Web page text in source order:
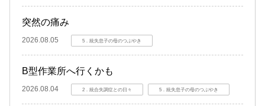
突然の痛み
2026.08.05 5．統失息子の母のつぶやき
B型作業所へ行くかも
2026.08.04 2．統合失調症との日々 5．統失息子の母のつぶやき